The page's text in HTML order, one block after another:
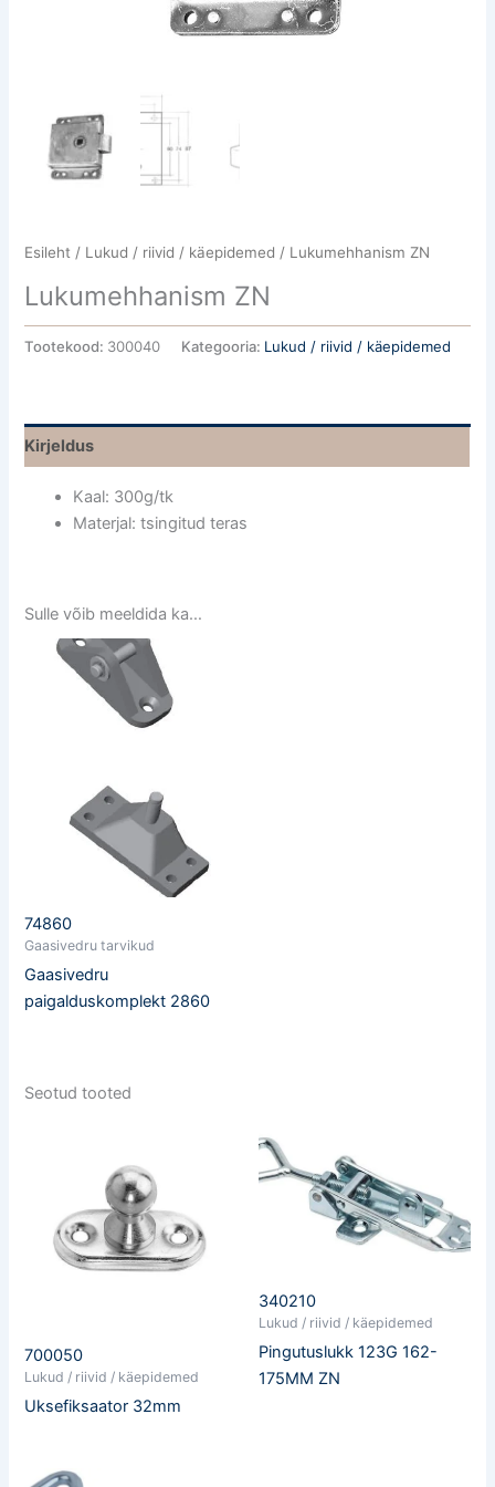
Esileht / Lukud / riivid / käepidemed / Lukumehhanism ZN
Lukumehhanism ZN
Tootekood: 300040 Kategooria: Lukud / riivid / käepidemed
Kirjeldus
Kaal: 300g/tk
Materjal: tsingitud teras
Sulle võib meeldida ka…
74860
Gaasivedru tarvikud
Gaasivedru
paigalduskomplekt 2860
Seotud tooted
700050
Lukud / riivid / käepidemed
Uksefiksaator 32mm
340210
Lukud / riivid / käepidemed
Pingutuslukk 123G 162-
175MM ZN